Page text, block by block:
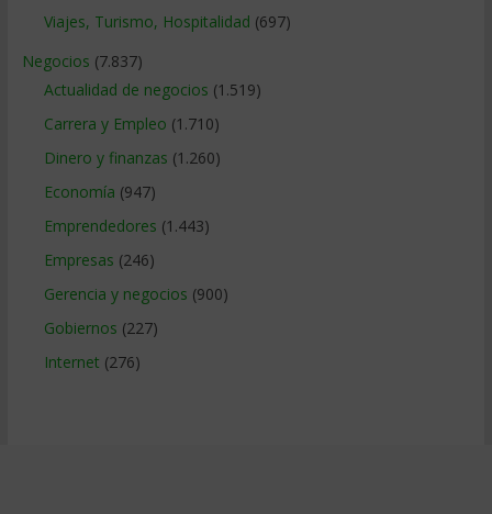
Viajes, Turismo, Hospitalidad (697)
Negocios (7.837)
Actualidad de negocios (1.519)
Carrera y Empleo (1.710)
Dinero y finanzas (1.260)
Economía (947)
Emprendedores (1.443)
Empresas (246)
Gerencia y negocios (900)
Gobiernos (227)
Internet (276)